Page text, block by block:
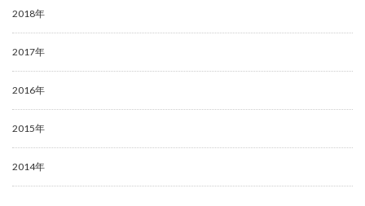
2018年
2017年
2016年
2015年
2014年